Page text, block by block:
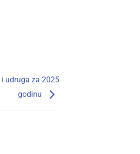
udruga za 2025
godinu